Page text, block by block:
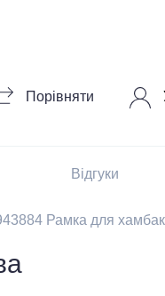
Порівняти
Відгуки
Рамка для